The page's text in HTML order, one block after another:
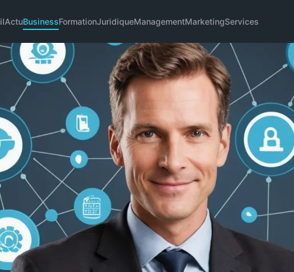
ActuBusinessFormationJuridiqueManagementMarketingServices